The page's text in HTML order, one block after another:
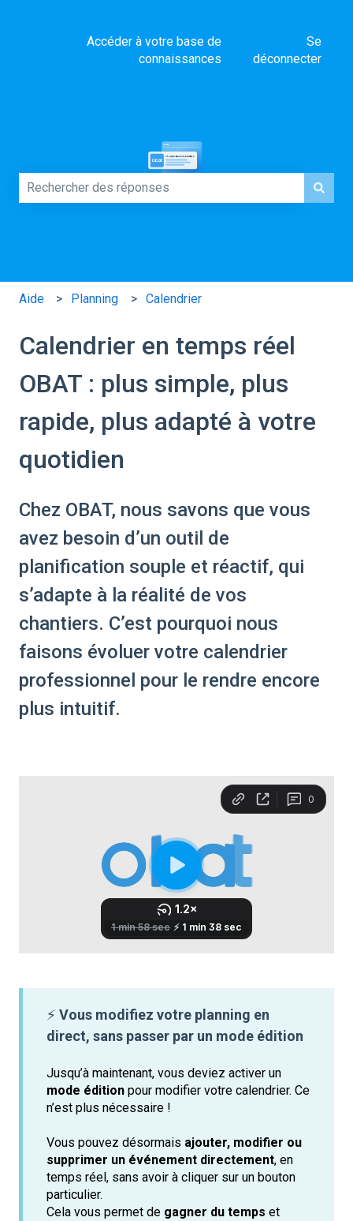
Accéder à votre base de
connaissances
Se
déconnecter
Aide Planning Calendrier
Calendrier en temps réel
OBAT : plus simple, plus
rapide, plus adapté à votre
quotidien
Chez OBAT, nous savons que vous
avez besoin d’un outil de
planification souple et réactif, qui
s’adapte à la réalité de vos
chantiers. C’est pourquoi nous
faisons évoluer votre calendrier
professionnel pour le rendre encore
plus intuitif.
⚡ Vous modifiez votre planning en
direct, sans passer par un mode édition
Jusqu’à maintenant, vous deviez activer un
mode édition pour modifier votre calendrier. Ce
n’est plus nécessaire !
Vous pouvez désormais ajouter, modifier ou
supprimer un événement directement, en
temps réel, sans avoir à cliquer sur un bouton
particulier.
Cela vous permet de gagner du temps et